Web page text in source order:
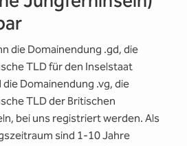
die Domainendung .gd, die
TLD für den Inselstaat
die Domainendung .vg, die
TLD der Britischen
bei uns registriert werden. Als
sind 1-10 Jahre